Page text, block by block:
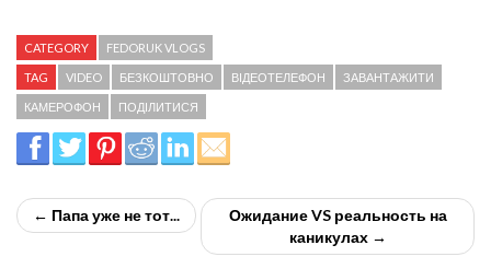
CATEGORY FEDORUK VLOGS
TAG VIDEO БЕЗКОШТОВНО ВІДЕОТЕЛЕФОН ЗАВАНТАЖИТИ
КАМЕРОФОН ПОДІЛИТИСЯ
← Папа уже не тот...
Ожидание VS реальность на
каникулах →